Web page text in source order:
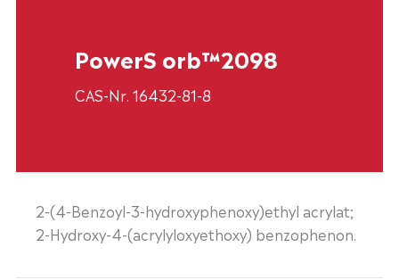
PowerS orb™2098
CAS-Nr. 16432-81-8
2-(4-Benzoyl-3-hydroxyphenoxy)ethyl acrylat;
2-Hydroxy-4-(acrylyloxyethoxy) benzophenon.